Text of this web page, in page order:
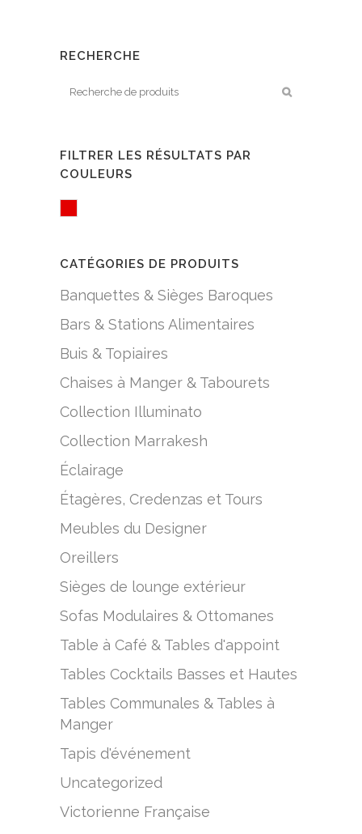
RECHERCHE
FILTRER LES RÉSULTATS PAR
COULEURS
CATÉGORIES DE PRODUITS
Banquettes & Sièges Baroques
Bars & Stations Alimentaires
Buis & Topiaires
Chaises à Manger & Tabourets
Collection Illuminato
Collection Marrakesh
Éclairage
Étagères, Credenzas et Tours
Meubles du Designer
Oreillers
Sièges de lounge extérieur
Sofas Modulaires & Ottomanes
Table à Café & Tables d'appoint
Tables Cocktails Basses et Hautes
Tables Communales & Tables à
Manger
Tapis d'événement
Uncategorized
Victorienne Française